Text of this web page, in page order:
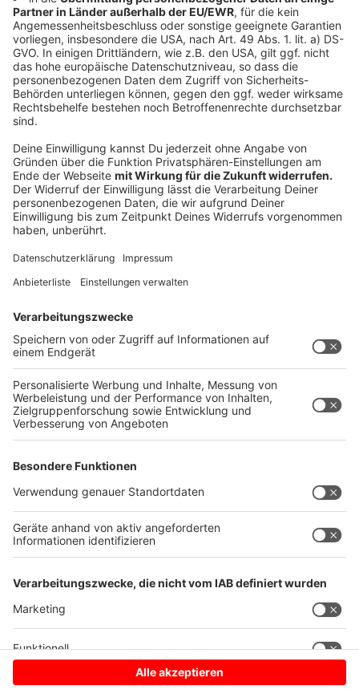
viele Mitarbeiter besetzen jeweils eine Schicht.
Insgesamt sind es rund 600. Der Großteil sind
Polizeikräfte aus NRW, anderen Bundesländern und
auch von der Bundespolizei. Mit dabei sind aber auch
Experten aus Bundessicherheitsbörden wie
beispielsweise dem Bundesnachrichtendienst oder der
Cybersicherheitsbehörde. Dazu gehören auch über 200
internationale Kräfte. Bund und Länder arbeiten in
Neuss zusammen.
Anzeige
Sicherheit bei der EM 2024 oberste Priorität
Anzeige
Bundesinnenministerin Nancy Faeser hatte kürzlich
angekündigt, dass das Thema Sicherheit oberste
Priorität bei der Fußball-EM habe. "Wir werden die
Fußball-Europameisterschaft zu einem sicheren
Turnier machen - für alle in unserem Land und für
unsere Gäste aus der ganzen Welt", sagte sie.
Autoren: Joachim Schultheis & Lennart Wehmeier
Anzeige